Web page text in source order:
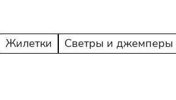
Жилетки Светры и джемперы